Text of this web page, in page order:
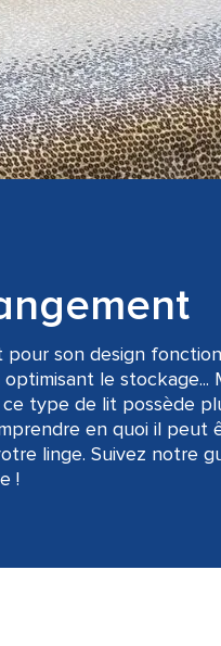
son design
le stockage...
type de lit possède
en quoi il peut
linge. Suivez notre
!